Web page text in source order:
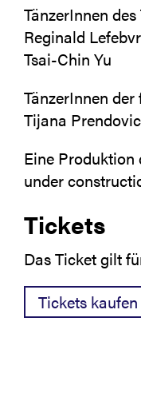
TänzerInnen
Reginald
Tsai-Chin Yu
TänzerInnen
Tijana Prendovic
Eine
under
Tickets
Das Ticket gilt
Tickets kaufen